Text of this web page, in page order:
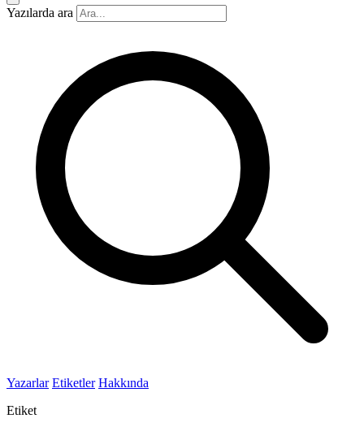
Yazılarda ara
Yazarlar Etiketler Hakkında
Etiket